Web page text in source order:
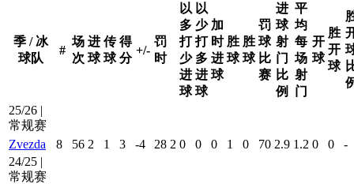
季 / 冰
球队
#
场
次
进
球
传
球
得
分
+/-
罚
时
以
多
打
少
进
球
以
少
打
多
进
球
加
时
进
球
胜
球
胜
球
罚
球
比
赛
进
球
射
门
比
例
平
均
每
场
射
门
开
球
胜
开
球
25/26 |
常规赛
Zvezda
8 56 2 1 3 -4 28 2 0 0 0 1 0 70 2.9 1.2 0 0
-
24/25 |
常规赛